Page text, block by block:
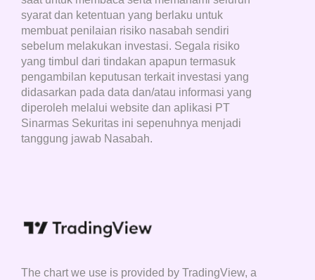
syarat dan ketentuan yang berlaku untuk
membuat penilaian risiko nasabah sendiri
sebelum melakukan investasi. Segala risiko
yang timbul dari tindakan apapun termasuk
pengambilan keputusan terkait investasi yang
didasarkan pada data dan/atau informasi yang
diperoleh melalui website dan aplikasi PT
Sinarmas Sekuritas ini sepenuhnya menjadi
tanggung jawab Nasabah.
The chart we use is provided by TradingView, a